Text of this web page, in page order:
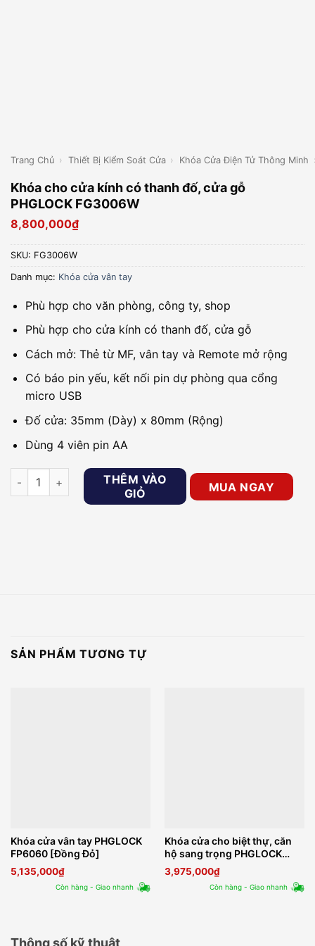
Trang Chủ › Thiết Bị Kiểm Soát Cửa › Khóa Cửa Điện Tử Thông Minh
Khóa cho cửa kính có thanh đố, cửa gỗ
PHGLOCK FG3006W
8,800,000₫
SKU: FG3006W
Danh mục: Khóa cửa vân tay
Phù hợp cho văn phòng, công ty, shop
Phù hợp cho cửa kính có thanh đố, cửa gỗ
Cách mở: Thẻ từ MF, vân tay và Remote mở rộng
Có báo pin yếu, kết nối pin dự phòng qua cổng
micro USB
Đố cửa: 35mm (Dày) x 80mm (Rộng)
Dùng 4 viên pin AA
Khóa cho cửa kính có thanh đố, cửa gỗ PHGLOCK FG3006W
THÊM VÀO
GIỎ
MUA NGAY
SẢN PHẨM TƯƠNG TỰ
Khóa cửa vân tay PHGLOCK
FP6060 [Đồng Đỏ]
5,135,000₫
Còn hàng - Giao nhanh
Khóa cửa cho biệt thự, căn
hộ sang trọng PHGLOCK
FP6135 [Màu Đồng Xanh]
3,975,000₫
Còn hàng - Giao nhanh
Thông số kỹ thuật